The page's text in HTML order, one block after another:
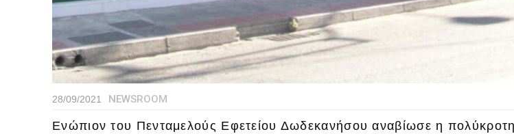
28/09/2021 NEWSROOM
Ενώπιον του Πενταμελούς Εφετείου Δωδεκανήσου αναβίωσε η